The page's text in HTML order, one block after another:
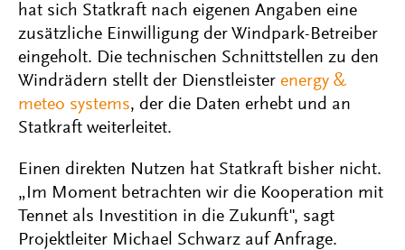
hat sich Statkraft nach eigenen Angaben eine
zusätzliche Einwilligung der Windpark-Betreiber
eingeholt. Die technischen Schnittstellen zu den
Windrädern stellt der Dienstleister energy &
meteo systems, der die Daten erhebt und an
Statkraft weiterleitet.
Einen direkten Nutzen hat Statkraft bisher nicht.
„Im Moment betrachten wir die Kooperation mit
Tennet als Investition in die Zukunft", sagt
Projektleiter Michael Schwarz auf Anfrage.